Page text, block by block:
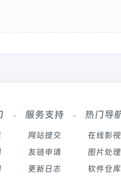
服务支持
网站提交
友链申请
更新日志
热门导
在线影视
图片处理
软件仓库